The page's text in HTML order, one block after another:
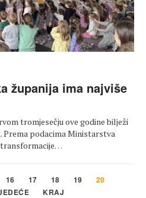
županija ima najviše
tromjesečju ove godine bilježi
Prema podacima Ministarstva
transformacije…
16 17 18 19
20
KRAJ